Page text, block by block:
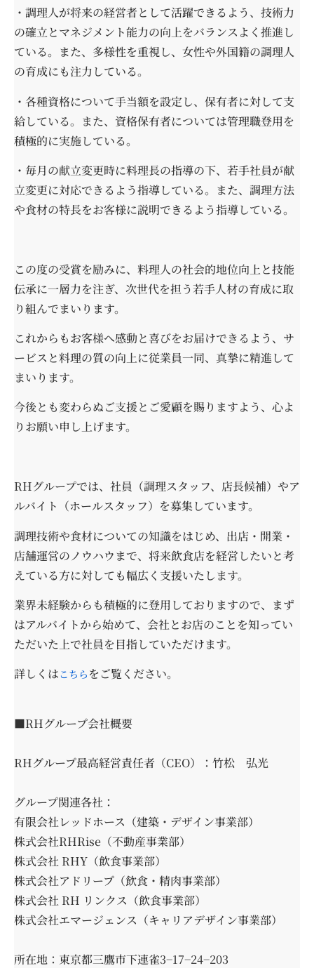
・調理人が将来の経営者として活躍できるよう、技術力
の確立とマネジメント能力の向上をバランスよく推進し
ている。また、多様性を重視し、女性や外国籍の調理人
の育成にも注力している。
・各種資格について手当額を設定し、保有者に対して支
給している。また、資格保有者については管理職登用を
積極的に実施している。
・毎月の献立変更時に料理長の指導の下、若手社員が献
立変更に対応できるよう指導している。また、調理方法
や食材の特長をお客様に説明できるよう指導している。
この度の受賞を励みに、料理人の社会的地位向上と技能
伝承に一層力を注ぎ、次世代を担う若手人材の育成に取
り組んでまいります。
これからもお客様へ感動と喜びをお届けできるよう、サ
ービスと料理の質の向上に従業員一同、真摯に精進して
まいります。
今後とも変わらぬご支援とご愛顧を賜りますよう、心よ
りお願い申し上げます。
RHグループでは、社員（調理スタッフ、店長候補）やア
ルバイト（ホールスタッフ）を募集しています。
調理技術や食材についての知識をはじめ、出店・開業・
店舗運営のノウハウまで、将来飲食店を経営したいと考
えている方に対しても幅広く支援いたします。
業界未経験からも積極的に登用しておりますので、まず
はアルバイトから始めて、会社とお店のことを知ってい
ただいた上で社員を目指していただけます。
詳しくは こちら をご覧ください。
■RHグループ会社概要
RHグループ最高経営責任者（CEO）：竹松 弘光
グループ関連各社：
有限会社レッドホース（建築・デザイン事業部）
株式会社RHRise（不動産事業部）
株式会社 RHY（飲食事業部）
株式会社アドリープ（飲食・精肉事業部）
株式会社 RH リンクス（飲食事業部）
株式会社エマージェンス（キャリアデザイン事業部）
所在地：東京都三鷹市下連雀3−17−24−203